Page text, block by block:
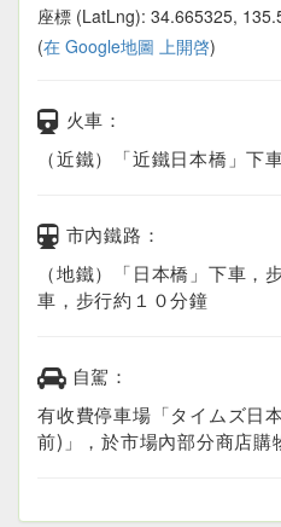
座標 (LatLng): 34.665325,
(在 Google地圖 上開啓)
火車：
（近鐵）「近鐵日本橋」下
市內鐵路：
（地鐵）「日本橋」下車，
車，步行約１０分鐘
自駕：
有收費停車場「タイムズ日
前)」，於市場內部分商店購